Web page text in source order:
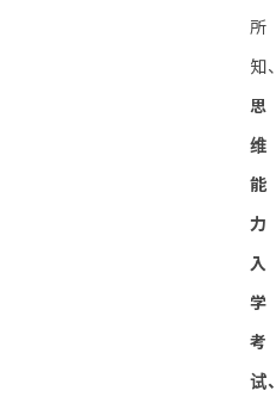
所
知、
思
维
能
力
入
学
考
试、